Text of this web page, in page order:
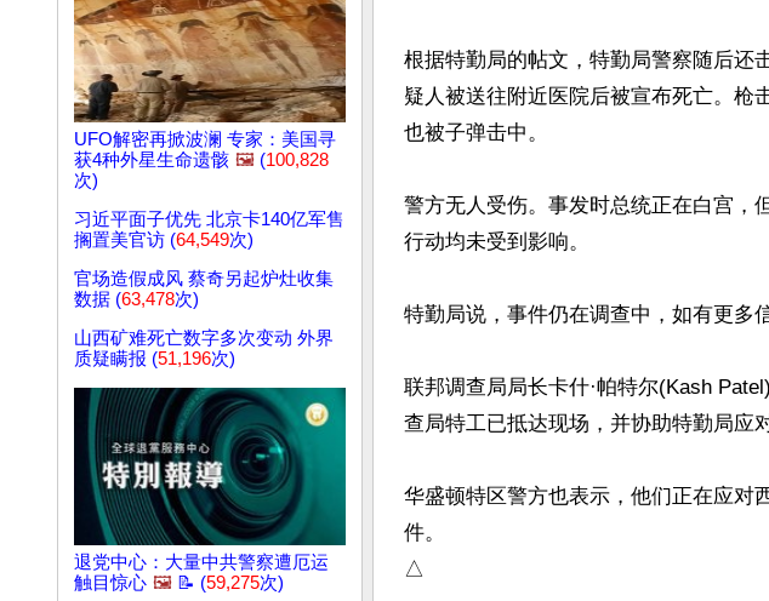
UFO解密再掀波澜 专家：美国寻
获4种外星生命遗骸 🖼️ (100,828
次)
习近平面子优先 北京卡140亿军售
搁置美官访 (64,549次)
官场造假成风 蔡奇另起炉灶收集
数据 (63,478次)
山西矿难死亡数字多次变动 外界
质疑瞒报 (51,196次)
退党中心：大量中共警察遭厄运
触目惊心 🖼️ 📝 (59,275次)
根据特勤局的帖文，特勤局警察随后还
疑人被送往附近医院后被宣布死亡。枪
也被子弹击中。
警方无人受伤。事发时总统正在白宫，
行动均未受到影响。
特勤局说，事件仍在调查中，如有更多
联邦调查局局长卡什·帕特尔(Kash
查局特工已抵达现场，并协助特勤局应
华盛顿特区警方也表示，他们正在应对
件。
△